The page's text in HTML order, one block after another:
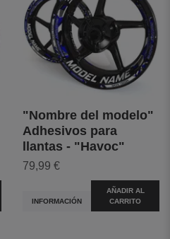
"Nombre del modelo"
Adhesivos para
llantas - "Havoc"
79,99 €
INFORMACIÓN
AÑADIR AL
CARRITO